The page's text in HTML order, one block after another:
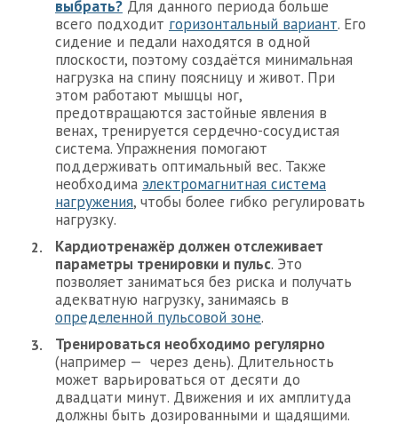
выбрать? Для данного периода больше
всего подходит горизонтальный вариант. Его
сидение и педали находятся в одной
плоскости, поэтому создаётся минимальная
нагрузка на спину поясницу и живот. При
этом работают мышцы ног,
предотвращаются застойные явления в
венах, тренируется сердечно-сосудистая
система. Упражнения помогают
поддерживать оптимальный вес. Также
необходима электромагнитная система
нагружения, чтобы более гибко регулировать
нагрузку.
Кардиотренажёр должен отслеживает
параметры тренировки и пульс. Это
позволяет заниматься без риска и получать
адекватную нагрузку, занимаясь в
определенной пульсовой зоне.
Тренироваться необходимо регулярно
(например — через день). Длительность
может варьироваться от десяти до
двадцати минут. Движения и их амплитуда
должны быть дозированными и щадящими.